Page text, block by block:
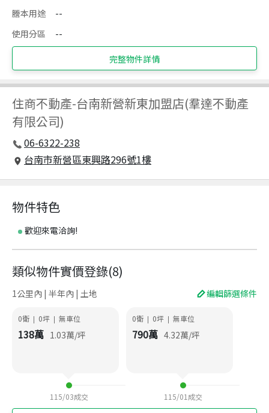
謄本用途
--
使用分區
--
完整物件詳情
住商不動產-台南新營新東加盟店(羣達不動產
有限公司)
06-6322-238
台南市新營區東興路296號1樓
物件特色
歡迎來電洽詢!
類似物件實價登錄(8)
1公里內 | 半年內 | 土地 編輯篩選條件
0衛 | 0坪 | 無車位
138萬 1.03萬/坪
115/03成交
0衛 | 0坪 | 無車位
790萬 4.32萬/坪
115/01 成交